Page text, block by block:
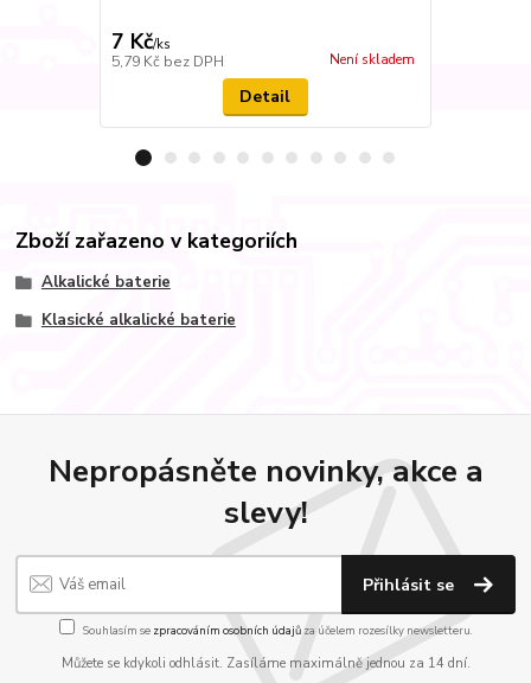
7 Kč/ks
5,79 Kč bez DPH Není skladem
Detail
Zboží zařazeno v kategoriích
Alkalické baterie
Klasické alkalické baterie
Nepropásněte novinky, akce a
slevy!
Přihlásit se
Souhlasím se zpracováním osobních údajůza účelem rozesílky newsletteru.
Můžete se kdykoli odhlásit. Zasíláme maximálně jednou za 14 dní.